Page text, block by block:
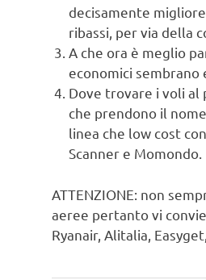
decisamente
ribassi, per via della
A che ora è meglio
economici
Dove trovare i voli al
che prendono il
linea che low cost
Scanner e Momondo.
ATTENZIONE: non
aeree pertanto vi
Ryanair, Alitalia,